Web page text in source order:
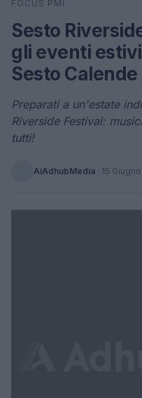
Cerca
FOCUS PMI
Sesto
gli eventi
Sesto Calende
Preparati a un'estate
Riverside Festival:
tutti!
AiAdhubMedia · 15